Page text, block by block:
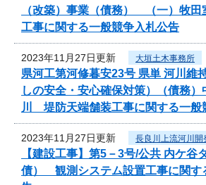
（改築）事業（債務） （一）牧
工事に関する一般競争入札公告
2023年11月27日更新 大垣土木事務所
県河工第河修暮安23号 県単 河川維
しの安全・安心確保対策）（債務
川 堤防天端舗装工事に関する一般
2023年11月27日更新 長良川上流河川開
【建設工事】第5－3号/公共 内ケ谷
債） 観測システム設置工事に関す